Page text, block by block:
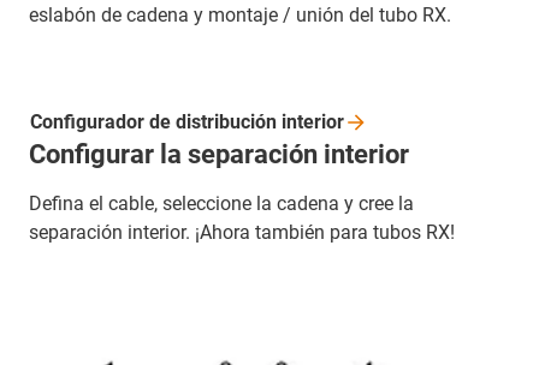
eslabón de cadena y montaje / unión del tubo RX.
Configurar la separación interior
Defina el cable, seleccione la cadena y cree la
separación interior. ¡Ahora también para tubos RX!
Configurador de distribución interior